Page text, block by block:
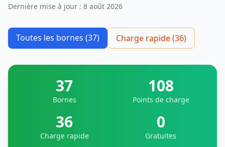
Dernière mise à jour : 8 août 2026
Toutes les bornes (37) Charge rapide (36)
37
Bornes
108
Points de charge
36
Charge rapide
0
Gratuites